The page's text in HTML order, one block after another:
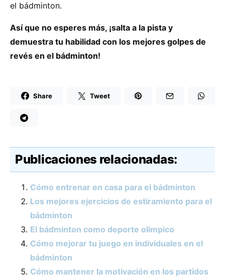
el bádminton.
Así que no esperes más, ¡salta a la pista y
demuestra tu habilidad con los mejores golpes de
revés en el bádminton!
Share Tweet
Publicaciones relacionadas:
Cómo entrenar en casa para el bádminton
Los mejores ejercicios de estiramiento para el
bádminton
El bádminton como deporte olímpico
Cómo mejorar tu juego en individuales en el
bádminton
Cómo mantener la motivación en los partidos